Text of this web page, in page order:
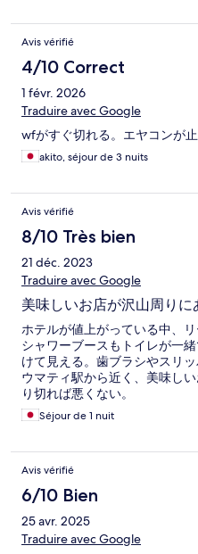
Avis vérifié
4/10 Correct
1 févr. 2026
Traduire avec Google
wfがすぐ切れる。エヤコンが止
akito, séjour de 3 nuits
Avis vérifié
8/10 Très bien
21 déc. 2023
Traduire avec Google
美味しいお店が沢山周りに
ホテルが値上がっている中、
シャワーブースもトイレが一
けて見える。歯ブラシやスリ
ウマティ駅から近く、美味し
り切れば悪くない。
Séjour de 1 nuit
Avis vérifié
6/10 Bien
25 avr. 2025
Traduire avec Google